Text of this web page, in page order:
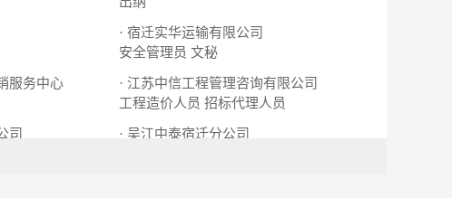
· 宿迁实华运输有限公司
安全管理员 文秘
服务中心
· 江苏中信工程管理咨询有限公司
工程造价人员 招标代理人员
司
· 吴江中泰宿迁分公司